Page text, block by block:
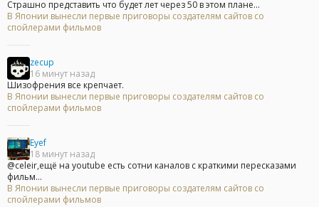
Страшно представить что будет лет через 50 в этом плане...
В Японии вынесли первые приговоры создателям сайтов со
спойлерами фильмов
zecup
16 минут назад
Шизофрения все крепчает.
В Японии вынесли первые приговоры создателям сайтов со
спойлерами фильмов
Eyef
18 минут назад
@celeir,ещё на youtube есть сотни каналов с краткими пересказами
фильм...
В Японии вынесли первые приговоры создателям сайтов со
спойлерами фильмов